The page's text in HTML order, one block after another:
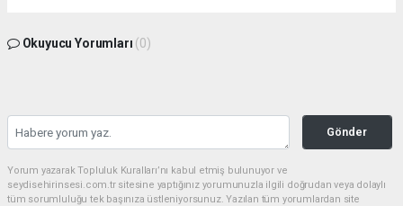
Okuyucu Yorumları (0)
Gönder
Yorum yazarak Topluluk Kuralları’nı kabul etmiş bulunuyor ve
seydisehirinsesi.com.tr sitesine yaptığınız yorumunuzla ilgili doğrudan veya dolaylı
tüm sorumluluğu tek başınıza üstleniyorsunuz. Yazılan tüm yorumlardan site